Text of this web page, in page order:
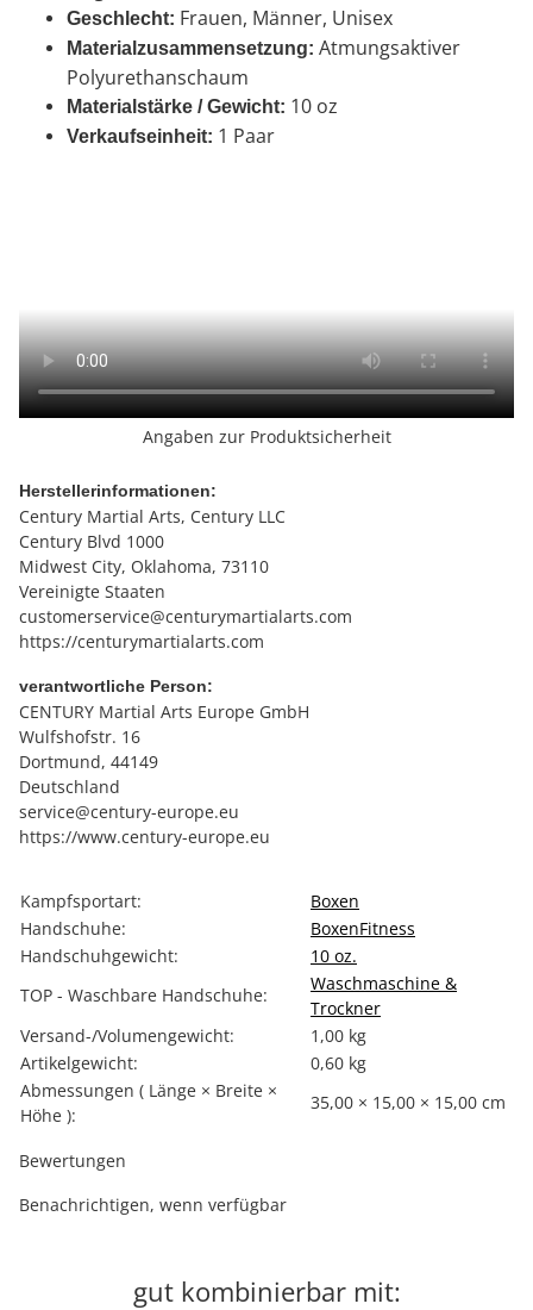
Geschlecht: Frauen, Männer, Unisex
Materialzusammensetzung: Atmungsaktiver
Polyurethanschaum
Materialstärke / Gewicht: 10 oz
Verkaufseinheit: 1 Paar
Angaben zur Produktsicherheit
Herstellerinformationen:
Century Martial Arts, Century LLC
Century Blvd 1000
Midwest City, Oklahoma, 73110
Vereinigte Staaten
customerservice@centurymartialarts.com
https://centurymartialarts.com
verantwortliche Person:
CENTURY Martial Arts Europe GmbH
Wulfshofstr. 16
Dortmund, 44149
Deutschland
service@century-europe.eu
https://www.century-europe.eu
Produkteigenschaft
Wert
Kampfsportart:
Boxen
Handschuhe:
BoxenFitness
Handschuhgewicht:
10 oz.
TOP - Waschbare Handschuhe:
Waschmaschine &
Trockner
Versand-/Volumengewicht:
1,00 kg
Artikelgewicht:
0,60 kg
Abmessungen ( Länge × Breite ×
Höhe ):
35,00 × 15,00 × 15,00 cm
Bewertungen
Benachrichtigen, wenn verfügbar
gut kombinierbar mit: